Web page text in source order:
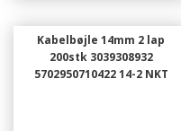
Kabelbøjle 14mm 2 lap
200stk 3039308932
5702950710422 14-2 NKT